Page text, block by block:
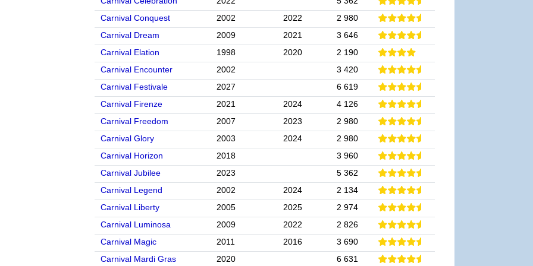
Carnival Conquest
2002 2022
2 980
Carnival Dream
2009 2021
3 646
Carnival Elation
1998 2020
2 190
Carnival Encounter
2002
3 420
Carnival Festivale
2027
6 619
Carnival Firenze
2021 2024
4 126
Carnival Freedom
2007 2023
2 980
Carnival Glory
2003 2024
2 980
Carnival Horizon
2018
3 960
Carnival Jubilee
2023
5 362
Carnival Legend
2002 2024
2 134
Carnival Liberty
2005 2025
2 974
Carnival Luminosa
2009 2022
2 826
Carnival Magic
2011 2016
3 690
Carnival Mardi Gras
2020 6 631